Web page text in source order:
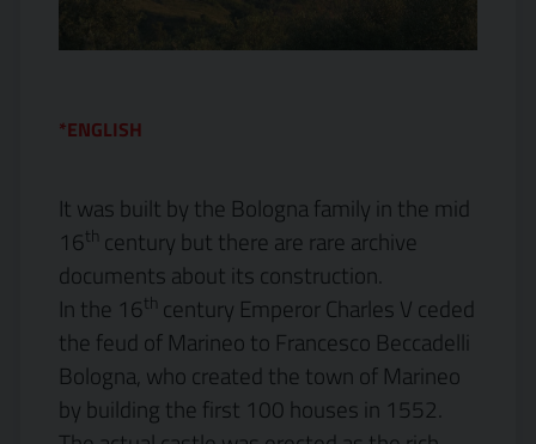
*ENGLISH
It was built by the Bologna family in the mid
16th century but there are rare archive
documents about its construction.
In the 16th century Emperor Charles V ceded
the feud of Marineo to Francesco Beccadelli
Bologna, who created the town of Marineo
by building the first 100 houses in 1552.